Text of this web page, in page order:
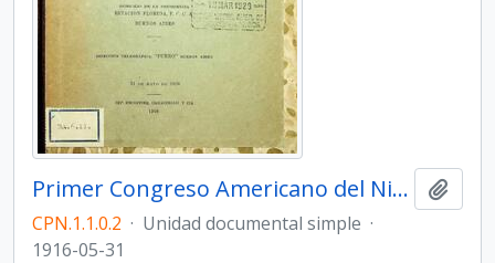
Primer Congreso Americano del Niño. 5to Boletín
CPN.1.1.0.2 · Unidad documental simple ·
1916-05-31